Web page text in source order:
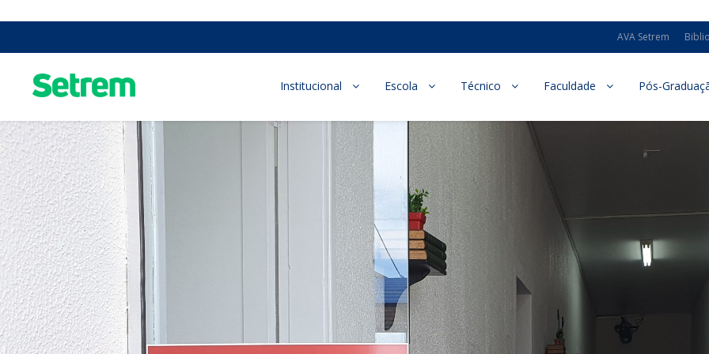
AVA Setrem
Institucional Escola Técnico Faculdade Pós-